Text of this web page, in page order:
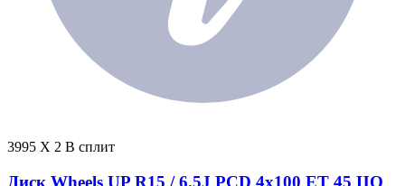
3995 X 2 В сплит
Диск Wheels UP R15 / 6.5J PCD 4x100 ЕТ 45 ЦО